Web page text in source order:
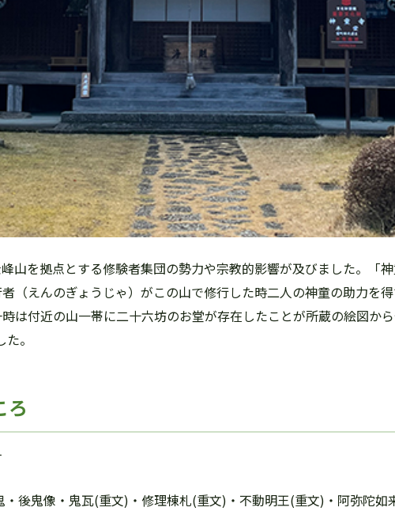
山を拠点とする修験者集団の勢力や宗教的影響が及びました。「
（えんのぎょうじゃ）がこの山で修行した時二人の神童の助力を
は付近の山一帯に二十六坊のお堂が存在したことが所蔵の絵図か
。
ろ
後鬼像・鬼瓦(重文)・修理棟札(重文)・不動明王(重文)・阿弥陀